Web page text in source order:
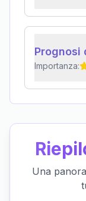
Prognosi
Importanza:
Una